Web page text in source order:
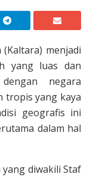
(Kaltara) menjadi
yang luas dan
negara
tropis yang kaya
geografis ini
dalam hal
diwakili Staf